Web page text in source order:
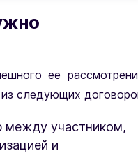
ее
следующих
между участником,
и